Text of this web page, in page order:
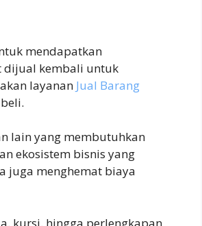
mendapatkan
dijual kembali untuk
layanan Jual Barang
lain yang membutuhkan
ekosistem bisnis yang
juga menghemat biaya
kursi, hingga perlengkapan